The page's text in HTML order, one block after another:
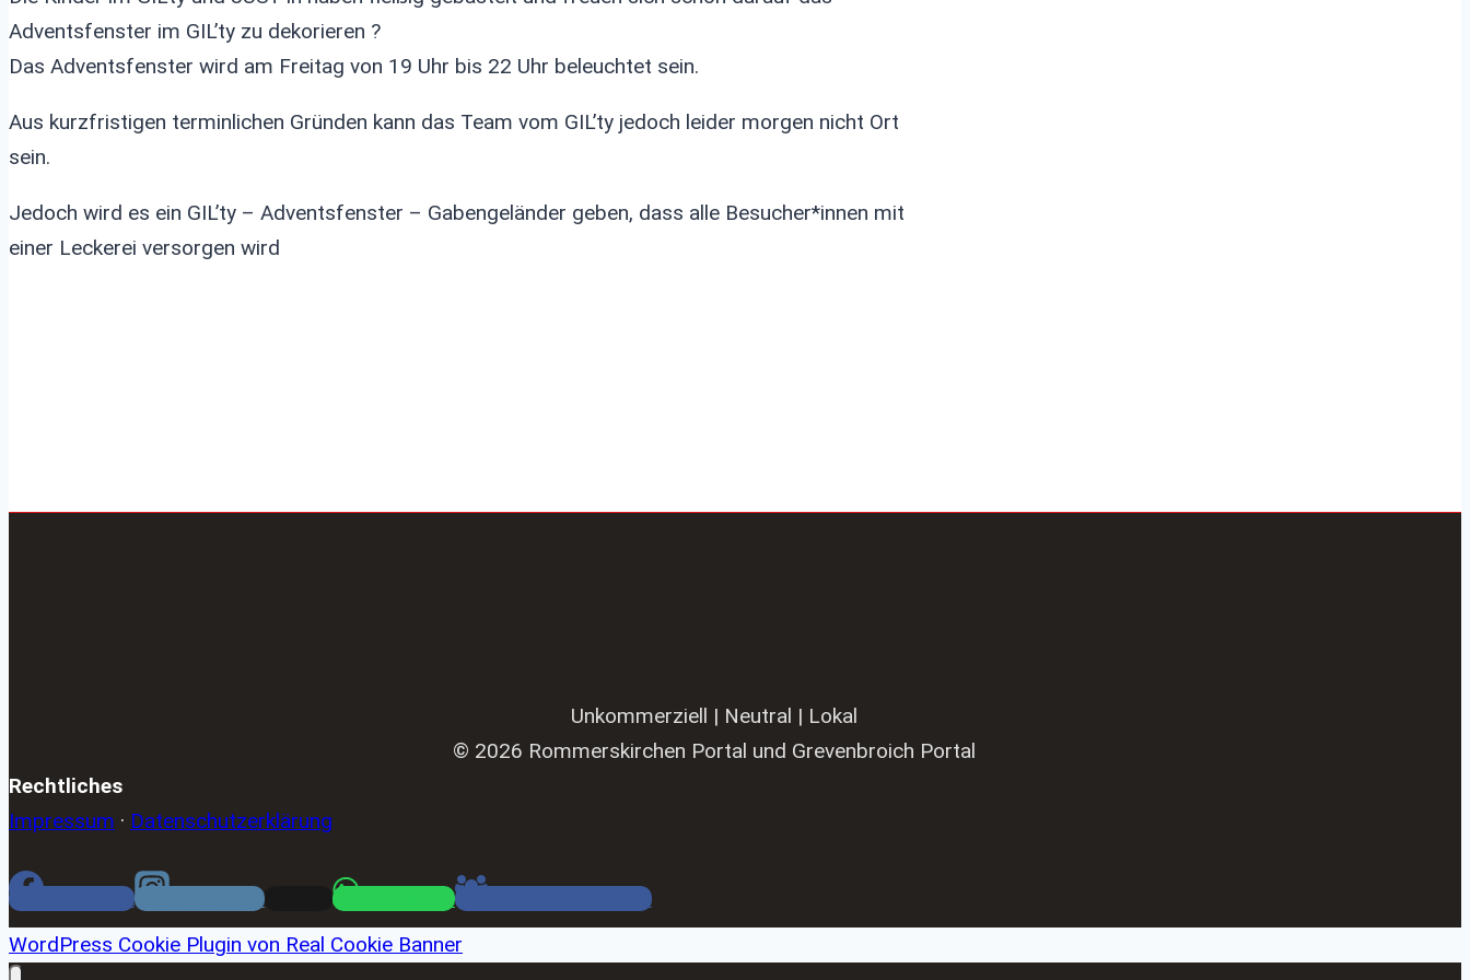
Adventsfenster im GIL’ty zu dekorieren ?
Das Adventsfenster wird am Freitag von 19 Uhr bis 22 Uhr beleuchtet sein.
Aus kurzfristigen terminlichen Gründen kann das Team vom GIL’ty jedoch leider morgen nicht Ort
sein.
Jedoch wird es ein GIL’ty – Adventsfenster – Gabengeländer geben, dass alle Besucher*innen mit
einer Leckerei versorgen wird
Unkommerziell | Neutral | Lokal
© 2026 Rommerskirchen Portal und Grevenbroich Portal
Rechtliches
Impressum · Datenschutzerklärung
Facebook Instagram WhatsApp
Facebook Gruppe
WordPress Cookie Plugin von Real Cookie Banner